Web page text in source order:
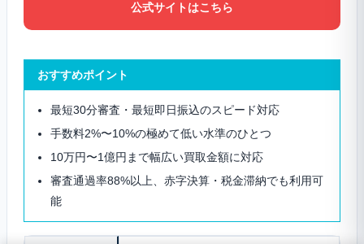
公式サイトはこちら
おすすめポイント
最短30分審査・最短即日振込のスピード対応
手数料2%〜10%の極めて低い水準のひとつ
10万円〜1億円まで幅広い買取金額に対応
審査通過率88%以上、赤字決算・税金滞納でも利用可
能